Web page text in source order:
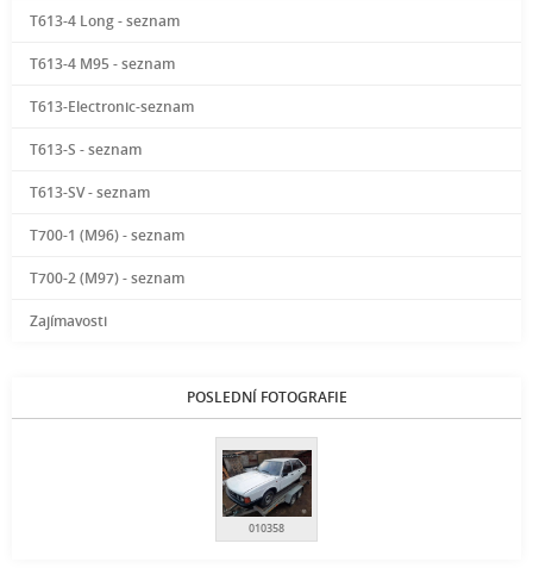
T613-4 Long - seznam
T613-4 M95 - seznam
T613-Electronic-seznam
T613-S - seznam
T613-SV - seznam
T700-1 (M96) - seznam
T700-2 (M97) - seznam
Zajímavosti
POSLEDNÍ FOTOGRAFIE
010358